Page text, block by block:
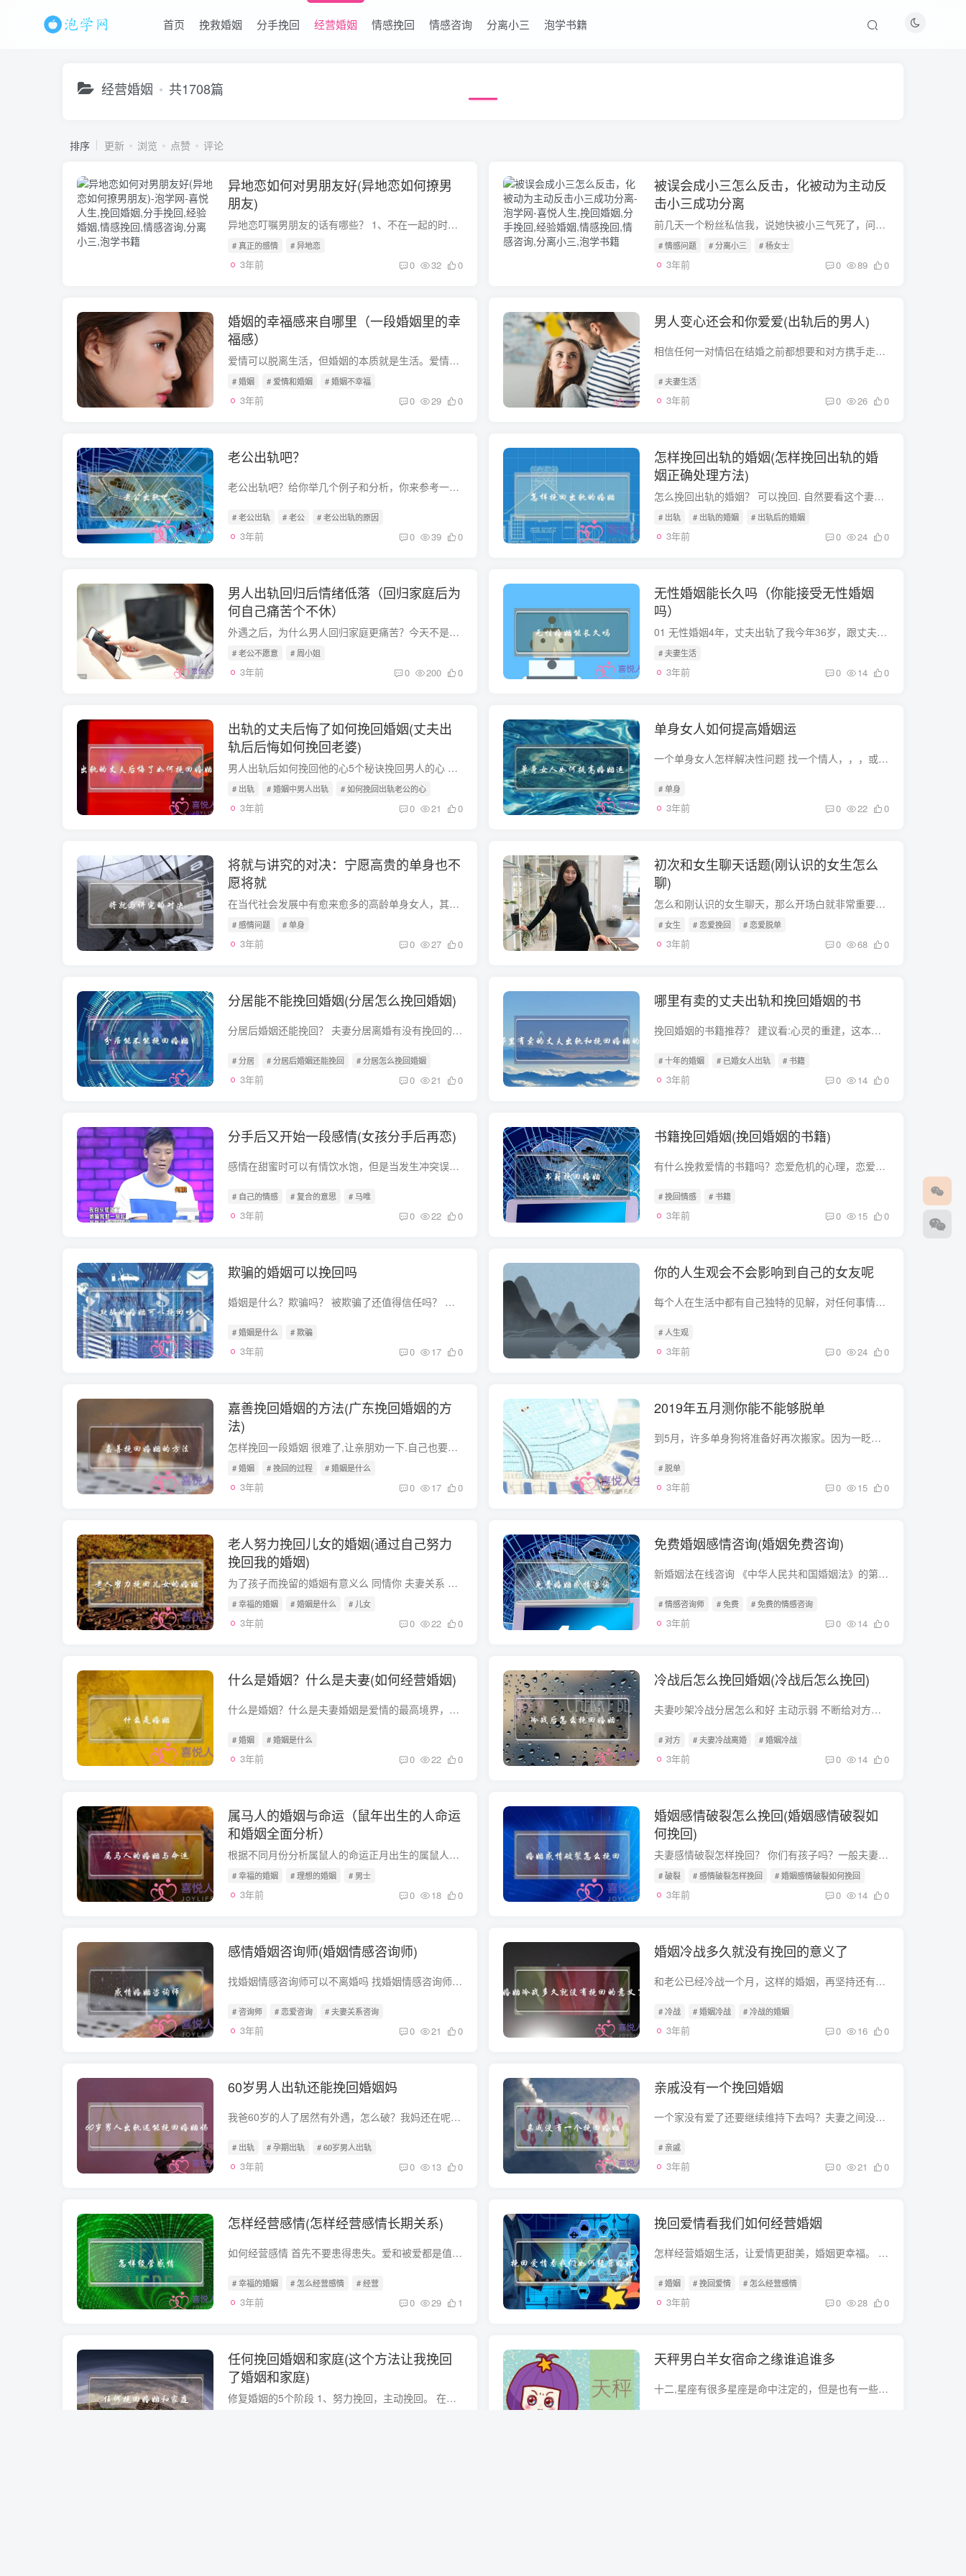
首页 挽救婚姻 分手挽回 经营婚姻 情感挽回 情感咨询 分离小三 泡学书籍
经营婚姻 共1708篇
排序 更新 浏览 点赞 评论
异地恋如何对男朋友好(异地恋如何撩男
朋友)
异地恋叮嘱男朋友的话有哪些？ 1、不在一起的时候，每天每分每秒，都要想我、我不在你身边的时候，一定要按时吃饭，照顾好自己、我不在的时候，不可以看任何女生、一时的别离，是为了更好的相聚...
# 真正的感情 # 异地恋
3年前 0 32 0
被误会成小三怎么反击，化被动为主动反
击小三成功分离
前几天一个粉丝私信我，说她快被小三气死了，问我有没有什么反击小三的方式。杨女士与丈夫结婚七年多，丈夫出轨两年多。她在酒吧唱歌，长得很漂亮，追了很多人。她在做情妇之前喜欢和各种各样的...
# 情感问题 # 分离小三 # 杨女士
3年前 0 89 0
婚姻的幸福感来自哪里（一段婚姻里的幸
福感）
爱情可以脱离生活，但婚姻的本质就是生活。爱情，只要两个人在一起有感觉就好。而婚姻，除了感觉，很大一部分都是由生活中的零散琐事组成的。所有的琐事都有可能会影响到婚姻的质量，婚姻的走向...
# 婚姻 # 爱情和婚姻 # 婚姻不幸福
3年前 0 29 0
男人变心还会和你爱爱(出轨后的男人)
相信任何一对情侣在结婚之前都想要和对方携手走完一生，毕竟比起轰轰烈烈的恋爱，相濡以沫的爱情更加令人羡慕。然而结婚并不意味着两个人的爱情到此为止，成为了夫妻的两个人还需要努力经营这段...
# 夫妻生活
3年前 0 26 0
老公出轨吧？
老公出轨吧？给你举几个例子和分析，你来参考一下：） 〔生活故事一〕 有一对年轻夫妻，虽然经济不富裕，但是他们相亲相爱，日子过得平静而幸福。可是时间长了，男人开始蠢蠢欲动，想出去拼搏奋...
# 老公出轨 # 老公 # 老公出轨的原因
3年前 0 39 0
怎样挽回出轨的婚姻(怎样挽回出轨的婚
姻正确处理方法)
怎么挽回出轨的婚姻？ 可以挽回. 自然要看这个妻子是聪明还是愚昧了 聪明的妻子懂得如何使用各种方法,来让丈夫感觉到 只有妻子最好 而愚昧的妻子 只会不停的骂骂咧咧 结果自然可想而知不能，出...
# 出轨 # 出轨的婚姻 # 出轨后的婚姻
3年前 0 24 0
男人出轨回归后情绪低落（回归家庭后为
何自己痛苦个不休）
外遇之后，为什么男人回归家庭更痛苦？今天不是昨天，但生病的灵魂往往像一根摇摆的绳子。犄角冷，夜色朦胧，人怕问，笑中带泪。躲起来！躲起来！躲起来！这是被婚外情伤害过的女人最真实的心理...
# 老公不愿意 # 周小姐
3年前 0 200 0
无性婚姻能长久吗（你能接受无性婚姻
吗）
01 无性婚姻4年，丈夫出轨了我今年36岁，跟丈夫结婚6年了，说起我的婚姻，实在有点难以启齿。丈夫是我妈给我安排相亲认识的，他比我大两岁，研究生毕业，自己开了一家公司，他的家庭条件也很好...
# 夫妻生活
3年前 0 14 0
出轨的丈夫后悔了如何挽回婚姻(丈夫出
轨后后悔如何挽回老婆)
男人出轨后如何挽回他的心5个秘诀挽回男人的心 不可思议，男人出轨后如何挽回他的心5个秘诀挽回男人的心 身体和思想总有一个在路上，请用你路上亿万分之一的灵魂读完这篇文章 婚姻中男人出轨的...
# 出轨 # 婚姻中男人出轨 # 如何挽回出轨老公的心
3年前 0 21 0
单身女人如何提高婚姻运
一个单身女人怎样解决性问题 找一个情人，，，或是用工具自行解决网上征友单身女人只能结婚才能解决看你了？？可以在想的时候收钱做找鸭 “剩女”如何快速的嫁出去呢？ 剩女谁都不想当，但是往...
# 单身
3年前 0 22 0
将就与讲究的对决：宁愿高贵的单身也不
愿将就
在当代社会发展中有愈来愈多的高龄单身女人，其中有的人是选择物主动成为单身男女，而有的人则是被动成为单身男女。被动单身男女和主动单身男女这二者是有实质上的差别的。伴随着大龄单身青年人...
# 感情问题 # 单身
3年前 0 27 0
初次和女生聊天话题(刚认识的女生怎么
聊)
怎么和刚认识的女生聊天，那么开场白就非常重要了，不仅决定了女生对你的第一印象，也决定了你后续行动的成功率。那么刚认识的女生我们可以聊什么话题呢？这里给大家分享几个破冰小技巧第一，幽...
# 女生 # 恋爱挽回 # 恋爱脱单
3年前 0 68 0
分居能不能挽回婚姻(分居怎么挽回婚姻)
分居后婚姻还能挽回？ 夫妻分居离婚有没有挽回的余地，主要看三方面： 第一：看事。夫妻为啥分居这是特别重要的，如果是不可挽回的原因导致分居，那离婚就是最好的结局啦！但如果是可以挽回的原...
# 分居 # 分居后婚姻还能挽回 # 分居怎么挽回婚姻
3年前 0 21 0
哪里有卖的丈夫出轨和挽回婚姻的书
挽回婚姻的书籍推荐？ 建议看:心灵的重建，这本书很好看，你可以再里面发现很多事情都没什么重要了，除了自己，真的很心灵洗涤那种这个你可以去百度文库里面搜索一下，看看有没有可以下载下来看...
# 十年的婚姻 # 已婚女人出轨 # 书籍
3年前 0 14 0
分手后又开始一段感情(女孩分手后再恋)
感情在甜蜜时可以有情饮水饱，但是当发生冲突误会时，感情却往往又显得脆弱和敏感，一词一句都需要谨慎，否则很可能让彼此产生迥然不同的理解意思。在一起或者分手都需要双方明确说明并予以确认...
# 自己的情感 # 复合的意思 # 马唯
3年前 0 22 0
书籍挽回婚姻(挽回婚姻的书籍)
有什么挽救爱情的书籍吗？恋爱危机的心理，恋爱读心这些有吗？我很爱她，我尽力了，可我还是读不懂女人心 如果她不爱你了，那就分吧！不然互相难受，爱情没有什么挽救的书，只有尽自己所能去爱...
# 挽回情感 # 书籍
3年前 0 15 0
欺骗的婚姻可以挽回吗
婚姻是什么？欺骗吗？ 被欺骗了还值得信任吗？ 欺骗分为无意的和有意的！1 、有的是为了某人才欺骗你的！2、有些人为了某种利益进行欺骗（这种情况偏多，有些可以一开始对你很好，但在你防范低...
# 婚姻是什么 # 欺骗
3年前 0 17 0
你的人生观会不会影响到自己的女友呢
每个人在生活中都有自己独特的见解，对任何事情都有自己的看法和理解。每个人不同的人生观会直接影响自己的生活，间接影响身边的人。那么你的人生观会影响你的女朋友吗？测试马上就会知道答案。...
# 人生观
3年前 0 24 0
嘉善挽回婚姻的方法(广东挽回婚姻的方
法)
怎样挽回一段婚姻 很难了,让亲朋劝一下.自己也要对他特别的好.让他感觉到你的好,你的魅力.当他的面跟孩子玩的尽量开心点,最好不让他看出你是有意的.让父母劝一下,发动所有关系好点的人,或许还有...
# 婚姻 # 挽回的过程 # 婚姻是什么
3年前 0 17 0
2019年五月测你能不能够脱单
到5月，许多单身狗将准备好再次搬家。因为一眨眼，半年过去了。如果不努力，时间真的很恐怖，再大一岁就更难找到伴侣了。那么2019年5月能脱单吗？测试立刻知道了答案。让我们一起成为爱情测试吧...
# 脱单
3年前 0 15 0
老人努力挽回儿女的婚姻(通过自己努力
挽回我的婚姻)
为了孩子而挽留的婚姻有意义么 同情你 夫妻关系 是家庭的第一位 夫妻好了 我们自己才过的好 我们的父母才开心 我们的孩子 才可能健康成长 为了孩子 而承受无限的痛苦 我不支持这样做 况且 孩子...
# 幸福的婚姻 # 婚姻是什么 # 儿女
3年前 0 22 0
免费婚姻感情咨询(婚姻免费咨询)
新婚姻法在线咨询 《中华人民共和国婚姻法》的第32条的规定：因感情不和分居满两年的;经调解无效，应准予离婚。在此所指的因感情不和分居两年以上，它只是法院认定夫妻感情破裂而用来判决离婚的...
# 情感咨询师 # 免费 # 免费的情感咨询
3年前 0 14 0
什么是婚姻？什么是夫妻(如何经营婚姻)
什么是婚姻？什么是夫妻婚姻是爱情的最高境界，也是一种新生活的开始，是人生的一大转折，标志着男女双方将走向更加成熟，将肩负新的家庭和社会责任。夫妻之间要相互信任、互相尊重、处处为对方...
# 婚姻 # 婚姻是什么
3年前 0 22 0
冷战后怎么挽回婚姻(冷战后怎么挽回)
夫妻吵架冷战分居怎么和好 主动示弱 不断给对方示好 先努力搬到一个房间，可以不都在床上，可以一个在床上一个在地下，但这是非常必要的 对于双方矛盾爆发点不要反复再提，一切向前看 努力从一...
# 对方 # 夫妻冷战离婚 # 婚姻冷战
3年前 0 14 0
属马人的婚姻与命运（鼠年出生的人命运
和婚姻全面分析）
根据不同月份分析属鼠人的命运正月出生的属鼠人的命运：正月出生的属鼠者，由于此时正值新春佳节之际，因此一生都不愁吃穿，享受自来之食。大多数人的祖业根基较深，遗产很多，可以得到上辈的荫...
# 幸福的婚姻 # 理想的婚姻 # 男士
3年前 0 18 0
婚姻感情破裂怎么挽回(婚姻感情破裂如
何挽回)
夫妻感情破裂怎样挽回？ 你们有孩子吗？一般夫妻感情不好，都会应该孩子维系下去的。你多付出些，时间久了感情会升温的不要大闹，慢慢挽回，晓之以理，动之以情，用真情打动他人人都喜欢钱，但...
# 破裂 # 感情破裂怎样挽回 # 婚姻感情破裂如何挽回
3年前 0 14 0
感情婚姻咨询师(婚姻情感咨询师)
找婚姻情感咨询师可以不离婚吗 找婚姻情感咨询师也不是说绝对不离婚的，他们可给你调解一下，但是能调节好了，就能保住你的婚姻，他们也不是万能的，如果调不好，对方不离婚，决心很坚决的话，...
# 咨询师 # 恋爱咨询 # 夫妻关系咨询
3年前 0 21 0
婚姻冷战多久就没有挽回的意义了
和老公已经冷战一个月，这样的婚姻，再坚持还有意义吗 第一问自己的心，我还爱他吗？我们真的没有感情了吗 第二自我反省，这事起因真的是他一个人的错吗？我完全没有责任吗？ 第三，回忆一些曾...
# 冷战 # 婚姻冷战 # 冷战的婚姻
3年前 0 16 0
60岁男人出轨还能挽回婚姻妈
我爸60岁的人了居然有外遇，怎么破？我妈还在呢！！ 让我看你爸不是60岁外遇，也许更早就有，只是还没退休家人都不知道。有外遇在平日能觉察到复的，那种不自然的看着对方或经常制挑剔对方的不...
# 出轨 # 孕期出轨 # 60岁男人出轨
3年前 0 13 0
亲戚没有一个挽回婚姻
一个家没有爱了还要继续维持下去吗？夫妻之间没有爱了继续在一起还有意义吗？ 没意思趁早去找各自的真爱没有了，生活会很泛味还有责任想办法挽回这段爱啊。十年修得同船度，百年修得共枕眠啊。 ...
# 亲戚
3年前 0 21 0
怎样经营感情(怎样经营感情长期关系)
如何经营感情 首先不要患得患失。爱和被爱都是值得尊敬的。被别人爱说明自己的价值，爱别人是一种发自内心的情感需要，如果觉得对方值得爱，并且觉得能和对方爱一辈子就勇敢去追吧，成功失败都...
# 幸福的婚姻 # 怎么经营感情 # 经营
3年前 0 29 1
挽回爱情看我们如何经营婚姻
怎样经营婚姻生活，让爱情更甜美，婚姻更幸福。 曾经有人说过：爱情和婚姻是人生的两大重要事。说得不错的，婚姻与爱情在人的生活中是不可分割的哟。 爱情与婚姻都是生活的一部分。尽管生活中无...
# 婚姻 # 挽回爱情 # 怎么经营感情
3年前 0 28 0
任何挽回婚姻和家庭(这个方法让我挽回
了婚姻和家庭)
修复婚姻的5个阶段 1、努力挽回，主动挽回。 在这个阶段，你一心一意希望爱人回归，做什么都行，爱人不愿意回归。但是千万不要放弃。一定要坚持过去。 2、让爱人明白你的重要性。 这个阶段，爱...
天秤男白羊女宿命之缘谁追谁多
十二,星座有很多星座是命中注定的，但是也有一些星座是非常不和谐的。一方面，他们非常不和谐。我说不出原因是什么，但他们厌倦了见面。在一些星座中，他们是有缘的，比如天秤男和白羊女.看起来...